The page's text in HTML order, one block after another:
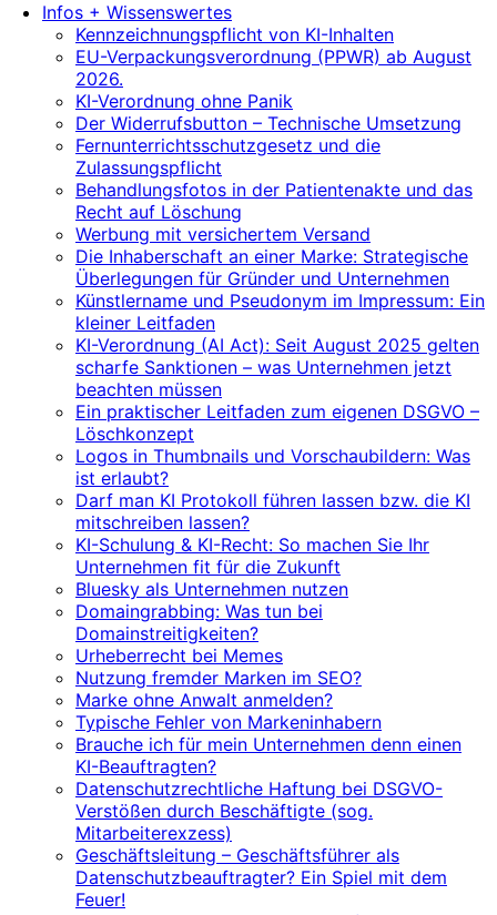
Infos + Wissenswertes
Kennzeichnungspflicht von KI-Inhalten
EU-Verpackungsverordnung (PPWR) ab August
2026.
KI-Verordnung ohne Panik
Der Widerrufsbutton – Technische Umsetzung
Fernunterrichtsschutzgesetz und die
Zulassungspflicht
Behandlungsfotos in der Patientenakte und das
Recht auf Löschung
Werbung mit versichertem Versand
Die Inhaberschaft an einer Marke: Strategische
Überlegungen für Gründer und Unternehmen
Künstlername und Pseudonym im Impressum: Ein
kleiner Leitfaden
KI-Verordnung (AI Act): Seit August 2025 gelten
scharfe Sanktionen – was Unternehmen jetzt
beachten müssen
Ein praktischer Leitfaden zum eigenen DSGVO –
Löschkonzept
Logos in Thumbnails und Vorschaubildern: Was
ist erlaubt?
Darf man KI Protokoll führen lassen bzw. die KI
mitschreiben lassen?
KI-Schulung & KI-Recht: So machen Sie Ihr
Unternehmen fit für die Zukunft
Bluesky als Unternehmen nutzen
Domaingrabbing: Was tun bei
Domainstreitigkeiten?
Urheberrecht bei Memes
Nutzung fremder Marken im SEO?
Marke ohne Anwalt anmelden?
Typische Fehler von Markeninhabern
Brauche ich für mein Unternehmen denn einen
KI-Beauftragten?
Datenschutzrechtliche Haftung bei DSGVO-
Verstößen durch Beschäftigte (sog.
Mitarbeiterexzess)
Geschäftsleitung – Geschäftsführer als
Datenschutzbeauftragter? Ein Spiel mit dem
Feuer!